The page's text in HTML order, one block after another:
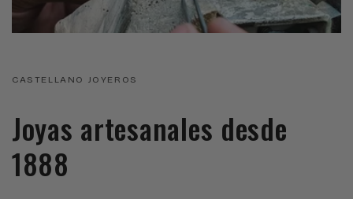
CASTELLANO JOYEROS
Joyas artesanales desde
1888